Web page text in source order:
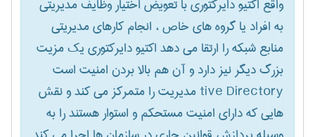
واقع اکتیو دایرکتوری با تعویض اختیار وظایف مدیریتی
به افراد یا گروه های خاص ، انجام کارهای مدیریتی
منابع شبکه را ارتقا می دهد اکتیو دایرکتوری یک مزیت
بزرگ دیگر نیز دارد و آن هم بالا بردن امنیت است
tive Directory مدیریت را متمرکز می کند و نقش
هایی که دارای امنیت مستحکم و استوار هستند را به